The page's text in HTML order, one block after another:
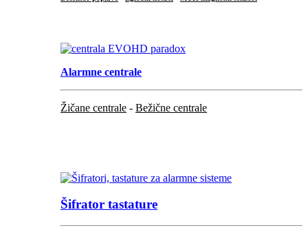
Alarmne centrale
Žičane centrale - Bežične centrale
Šifrator tastature